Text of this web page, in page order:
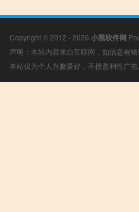
Copyright © 2012 - 2026 小黑软件网
声明：本站内容来自互联网，如信息有
本站仅为个人兴趣爱好，不接盈利性广